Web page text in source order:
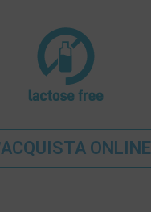
ACQUISTA ONLINE